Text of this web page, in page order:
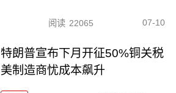
阅读 22065 07-10
特朗普宣布下月开征50%铜关税
美制造商忧成本飙升